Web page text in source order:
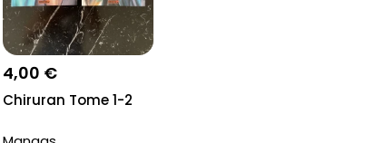
4,00 €
Chiruran Tome 1-2